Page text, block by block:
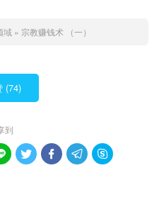
域 » 宗教赚钱术 （一）
(74)
到
   